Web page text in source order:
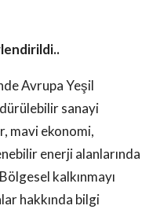
Avrupa Yeşil
sanayi
mavi ekonomi,
enerji alanlarında
kalkınmayı
hakkında bilgi